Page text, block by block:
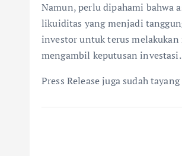
Namun, perlu dipahami bahwa
likuiditas yang menjadi
investor untuk terus
mengambil keputusan investasi.
Press Release juga sudah